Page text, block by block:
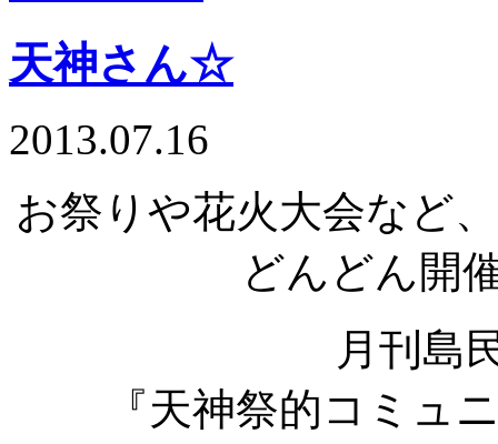
天神さん☆
2013.07.16
お祭りや花火大会など
どんどん開
月刊島
『天神祭的コミュ